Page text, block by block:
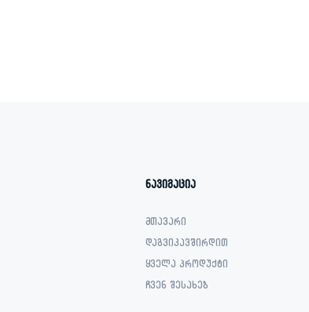
ნავიგაცია
მთავარი
დაგვიკავშირდით
ყველა პროდუქტი
ჩვენ შესახებ